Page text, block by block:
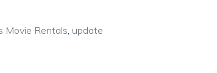
Movie Rentals, update